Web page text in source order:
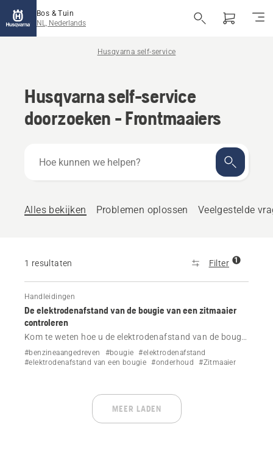
Bos & Tuin
NL, Nederlands
Husqvarna self-service
Husqvarna self-service
doorzoeken - Frontmaaiers
kunnen
Alles bekijken
Problemen oplossen Veelgestelde
1 resultaten Filter 1
Handleidingen
De elektrodenafstand van de bougie van een zitmaaier
controleren
Kom te weten hoe u de elektrodenafstand van de bougie
van uw Husqvarna zitmaaier eenvoudig kunt
controleren.
#benzineaangedreven #bougie
#elektrodenafstand
#elektrodenafstand van een bougie #onderhoud #Zitmaaier
MEER LADEN